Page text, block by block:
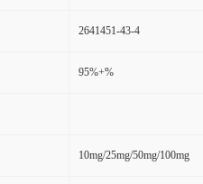
2641451-43-4
95%+%
10mg/25mg/50mg/100mg